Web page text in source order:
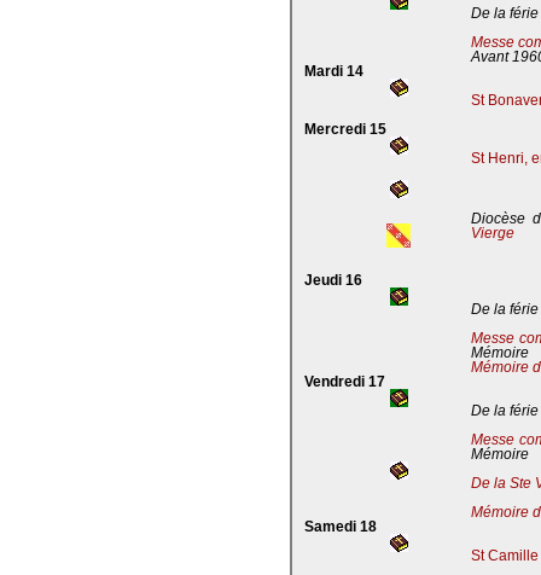
De la férie
Messe
Avant
Mardi 14
St
Mercredi 15
St Henri,
Diocèse
Vierge
Jeudi 16
De la férie
Messe
Mémoire
Mémoire
Vendredi 17
De la férie
Messe
Mémoire
De la Ste
Mémoire
Samedi 18
St